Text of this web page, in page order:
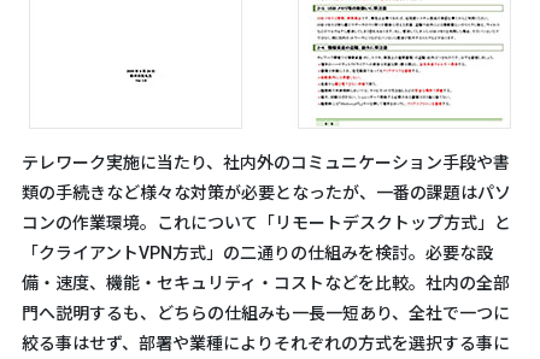
テレワーク実施に当たり、社内外のコミュニケーション手段や書
類の手続きなど様々な対策が必要となったが、一番の課題はパソ
コンの作業環境。これについて「リモートデスクトップ方式」と
「クライアントVPN方式」の二通りの仕組みを検討。必要な設
備・速度、機能・セキュリティ・コストなどを比較。社内の全部
門へ説明するも、どちらの仕組みも一長一短あり、全社で一つに
絞る事はせず、部署や業種によりそれぞれの方式を選択する事に